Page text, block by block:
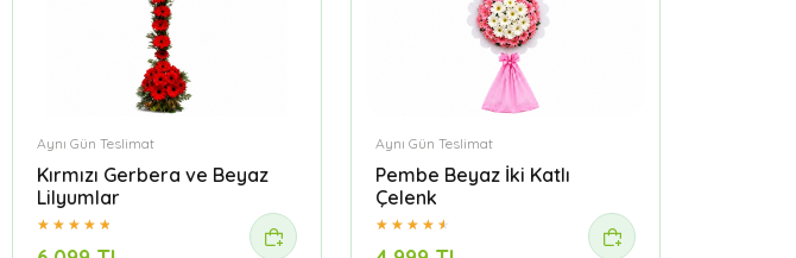
Aynı Gün Teslimat
Kırmızı Gerbera ve Beyaz
Lilyumlar
Aynı Gün Teslimat
Pembe Beyaz İki Katlı
Çelenk